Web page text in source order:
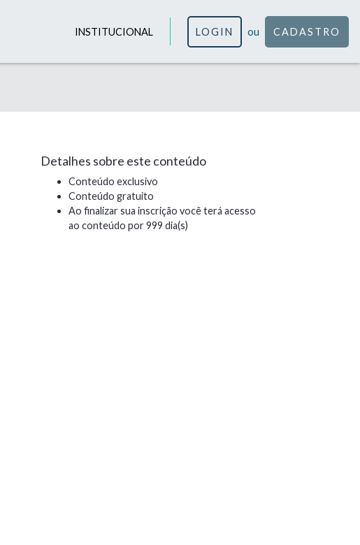
INSTITUCIONAL LOGIN ou CADASTRO
Detalhes sobre este conteúdo
Conteúdo exclusivo
Conteúdo gratuito
Ao finalizar sua inscrição você terá acesso
ao conteúdo por 999 dia(s)